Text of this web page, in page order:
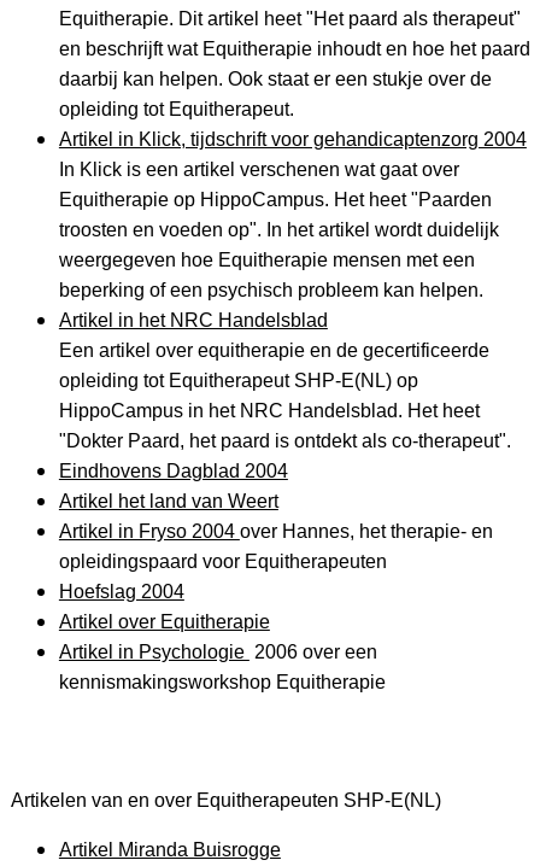
Equitherapie. Dit artikel heet "Het paard als therapeut"
en beschrijft wat Equitherapie inhoudt en hoe het paard
daarbij kan helpen. Ook staat er een stukje over de
opleiding tot Equitherapeut.
Artikel in Klick, tijdschrift voor gehandicaptenzorg 2004
In Klick is een artikel verschenen wat gaat over
Equitherapie op HippoCampus. Het heet "Paarden
troosten en voeden op". In het artikel wordt duidelijk
weergegeven hoe Equitherapie mensen met een
beperking of een psychisch probleem kan helpen.
Artikel in het NRC Handelsblad
Een artikel over equitherapie en de gecertificeerde
opleiding tot Equitherapeut SHP-E(NL) op
HippoCampus in het NRC Handelsblad. Het heet
"Dokter Paard, het paard is ontdekt als co-therapeut".
Eindhovens Dagblad 2004
Artikel het land van Weert
Artikel in Fryso 2004 over Hannes, het therapie- en
opleidingspaard voor Equitherapeuten
Hoefslag 2004
Artikel over Equitherapie
Artikel in Psychologie 2006 over een
kennismakingsworkshop Equitherapie
Artikelen van en over Equitherapeuten SHP-E(NL)
Artikel Miranda Buisrogge